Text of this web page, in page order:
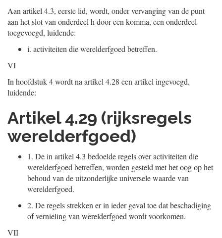
Aan artikel 4.3, eerste lid, wordt, onder vervanging van de punt
aan het slot van onderdeel h door een komma, een onderdeel
toegevoegd, luidende:
i. activiteiten die werelderfgoed betreffen.
VI
In hoofdstuk 4 wordt na artikel 4.28 een artikel ingevoegd,
luidende:
Artikel 4.29 (rijksregels
werelderfgoed)
1. De in artikel 4.3 bedoelde regels over activiteiten die
werelderfgoed betreffen, worden gesteld met het oog op het
behoud van de uitzonderlijke universele waarde van
werelderfgoed.
2. De regels strekken er in ieder geval toe dat beschadiging
of vernieling van werelderfgoed wordt voorkomen.
VII